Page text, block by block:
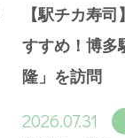
【駅チカ寿
すすめ！博多
隆」を訪問
2026.07.31